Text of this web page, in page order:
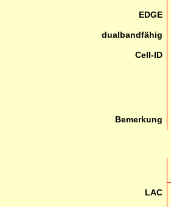
EDGE
dualbandfähig
Cell-ID
Bemerkung
LAC